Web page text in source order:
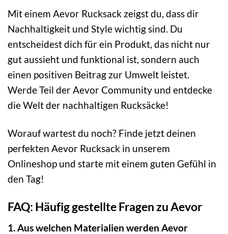
Mit einem Aevor Rucksack zeigst du, dass dir
Nachhaltigkeit und Style wichtig sind. Du
entscheidest dich für ein Produkt, das nicht nur
gut aussieht und funktional ist, sondern auch
einen positiven Beitrag zur Umwelt leistet.
Werde Teil der Aevor Community und entdecke
die Welt der nachhaltigen Rucksäcke!
Worauf wartest du noch? Finde jetzt deinen
perfekten Aevor Rucksack in unserem
Onlineshop und starte mit einem guten Gefühl in
den Tag!
FAQ: Häufig gestellte Fragen zu Aevor
1. Aus welchen Materialien werden Aevor